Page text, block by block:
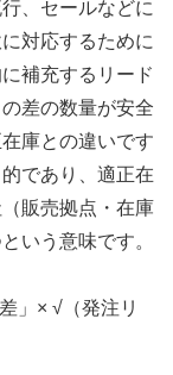
、セールなどに
対応するために
補充するリード
差の数量が安全
庫との違いです
であり、適正在
販売拠点・在庫
いう意味です。
」× √（発注リ